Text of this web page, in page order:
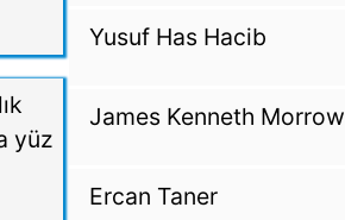
yüz
Yusuf Has Hacib
James Kenneth Morrow
Ercan Taner